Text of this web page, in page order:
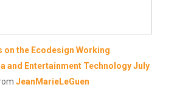
on the Ecodesign Working
and Entertainment Technology July
JeanMarieLeGuen
Le Bureau
Les Partenaires
Actualités
Nous rejoindre